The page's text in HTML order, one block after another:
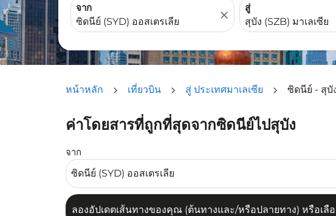
จาก
close
สู่
หน้าหลัก เที่ยวบิน สู่ ประเทศมาเลเซีย ซิดนีย์ - สุบั
ค่าโดยสารที่ถูกที่สุดจากซิดนีย์ไปสุบัง
จาก
ลองอัปเดตเส้นทางของคุณ (ต้นทางและ/หรือปลายทาง) หรือเ
ลองอัปเดตเส้นทางของคุณ (ต้นทางและ/หรือปลายทาง) หรือเลือ